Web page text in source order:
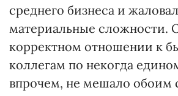
среднего бизнеса и
материальные сложности.
корректном отношении к
коллегам по некогда
впрочем, не мешало обоим